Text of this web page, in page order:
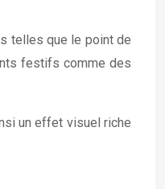
telles que le point de
festifs comme des
un effet visuel riche